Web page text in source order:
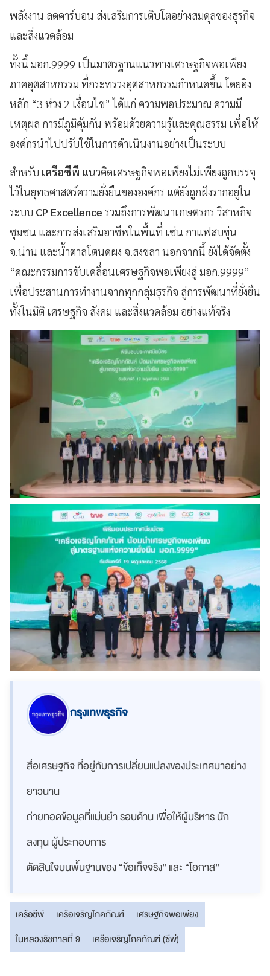
พลังงาน ลดคาร์บอน ส่งเสริมการเติบโตอย่างสมดุลของธุรกิจ
และสิ่งแวดล้อม
ทั้งนี้ มอก.9999 เป็นมาตรฐานแนวทางเศรษฐกิจพอเพียง
ภาคอุตสาหกรรม ที่กระทรวงอุตสาหกรรมกำหนดขึ้น โดยอิง
หลัก “3 ห่วง 2 เงื่อนไข” ได้แก่ ความพอประมาณ ความมี
เหตุผล การมีภูมิคุ้มกัน พร้อมด้วยความรู้และคุณธรรม เพื่อให้
องค์กรนำไปปรับใช้ในการดำเนินงานอย่างเป็นระบบ
สำหรับ เครือซีพี แนวคิดเศรษฐกิจพอเพียงไม่เพียงถูกบรรจุ
ไว้ในยุทธศาสตร์ความยั่งยืนขององค์กร แต่ยังถูกฝังรากอยู่ใน
ระบบ CP Excellence รวมถึงการพัฒนาเกษตรกร วิสาหกิจ
ชุมชน และการส่งเสริมอาชีพในพื้นที่ เช่น กาแฟสบขุ่น
จ.น่าน และน้ำตาลโตนดผง จ.สงขลา นอกจากนี้ ยังได้จัดตั้ง
“คณะกรรมการขับเคลื่อนเศรษฐกิจพอเพียงสู่ มอก.9999”
เพื่อประสานการทำงานจากทุกกลุ่มธุรกิจ สู่การพัฒนาที่ยั่งยืน
ทั้งในมิติ เศรษฐกิจ สังคม และสิ่งแวดล้อม อย่างแท้จริง
กรุงเทพธุรกิจ
สื่อเศรษฐกิจ ที่อยู่กับการเปลี่ยนแปลงของประเทศมาอย่าง
ยาวนาน
ถ่ายทอดข้อมูลที่แม่นยำ รอบด้าน เพื่อให้ผู้บริหาร นัก
ลงทุน ผู้ประกอบการ
ตัดสินใจบนพื้นฐานของ “ข้อเท็จจริง” และ “โอกาส”
เครือซีพี เครือเจริญโภคภัณฑ์
เศรษฐกิจพอเพียง
ในหลวงรัชกาลที่ 9
เครือเจริญโภคภัณฑ์ (ซีพี)